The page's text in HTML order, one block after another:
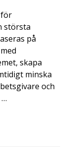
för
största
på
skapa
minska
och